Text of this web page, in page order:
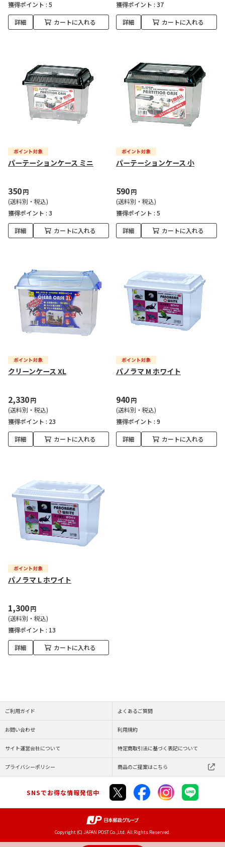
獲得ポイント : 5
詳細 カートに入れる
獲得ポイント : 37
詳細 カートに入れる
パーテーションケース ミニ
350円
(送料別・税込)
獲得ポイント : 3
詳細 カートに入れる
パーテーションケース 小
590円
(送料別・税込)
獲得ポイント : 5
詳細 カートに入れる
クリーンケース XL
2,330円
(送料別・税込)
獲得ポイント : 23
詳細 カートに入れる
パノラマ M ホワイト
940円
(送料別・税込)
獲得ポイント : 9
詳細 カートに入れる
パノラマ L ホワイト
1,300円
(送料別・税込)
獲得ポイント : 13
詳細 カートに入れる
ご利用ガイド よくあるご質問
お問い合わせ 利用規約
サイト運営会社について 特定商取引法に基づく表記について
プライバシーポリシー 商品のご提案はこちら
SNSでお得な情報発信中
Copyright (C) JAPAN POST Co.,Ltd. All Rights Reserved.